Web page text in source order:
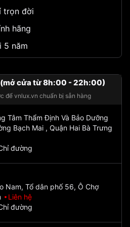
trọn đời
hãng
5 năm
cửa từ 8h:00 - 22h:00)
để vnlux.vn chuẩn bị sẵn hàng
Tâm Thẩm Định Và Bảo Dưỡng
Bạch Mai , Quận Hai Bà Trưng
đường
Nam, Tổ dân phố 56, Ô Chợ
Liên hệ
đường